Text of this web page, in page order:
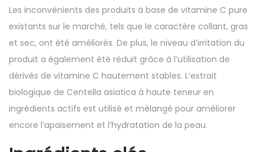
Les inconvénients des produits à base de vitamine C pure
existants sur le marché, tels que le caractère collant, gras
et sec, ont été améliorés. De plus, le niveau d’irritation du
produit a également été réduit grâce à l’utilisation de
dérivés de vitamine C hautement stables. L’extrait
biologique de Centella asiatica à haute teneur en
ingrédients actifs est utilisé et mélangé pour améliorer
encore l’apaisement et l’hydratation de la peau.